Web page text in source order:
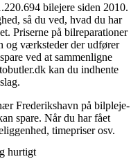
bilejere siden 2010.
så du ved, hvad du har
Priserne på bilreparationer
og værksteder der udfører
ved at sammenligne
kan du indhente
Frederikshavn på bilpleje-
spare. Når du har fået
timepriser osv.
hurtigt